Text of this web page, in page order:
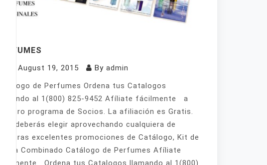
PERFUMES
August 19, 2015 By admin
Catálogo de Perfumes Ordena tus Catalogos
llamando al 1(800) 825-9452 Afíliate fácilmente a
nuestro programa de Socios. La afiliación es Gratis.
Sólo deberás elegir aprovechando cualquiera de
nuestras excelentes promociones de Catálogo, Kit de
Venta Combinado Catálogo de Perfumes Afíliate
fácilmente Ordena tus Catalogos llamando al 1(800)